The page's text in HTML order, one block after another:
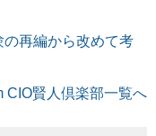
再編から改めて考
CIO賢人倶楽部一覧へ